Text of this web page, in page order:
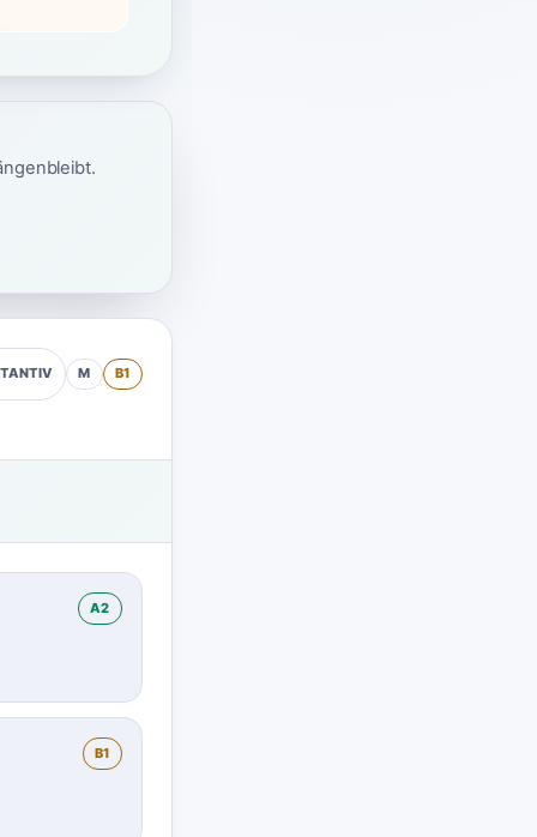
M B1
A2
B1